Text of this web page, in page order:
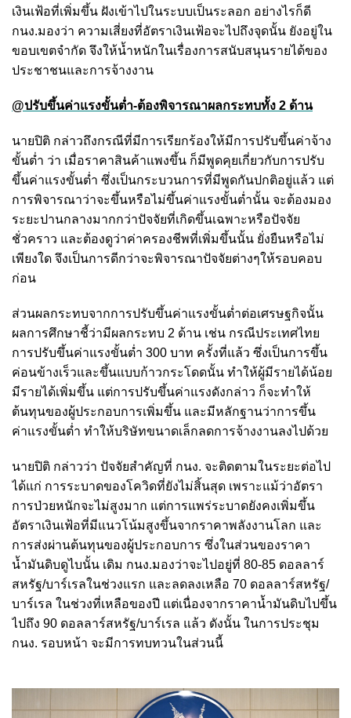
เงินเฟ้อที่เพิ่มขึ้น ฝังเข้าไปในระบบเป็นระลอก อย่างไรก็ดี
กนง.มองว่า ความเสี่ยงที่อัตราเงินเฟ้อจะไปถึงจุดนั้น ยังอยู่ใน
ขอบเขตจำกัด จึงให้น้ำหนักในเรื่องการสนับสนุนรายได้ของ
ประชาชนและการจ้างงาน
@ปรับขึ้นค่าแรงขั้นต่ำ-ต้องพิจารณาผลกระทบทั้ง 2 ด้าน
นายปิติ กล่าวถึงกรณีที่มีการเรียกร้องให้มีการปรับขึ้นค่าจ้าง
ขั้นต่ำ ว่า เมื่อราคาสินค้าแพงขึ้น ก็มีพูดคุยเกี่ยวกับการปรับ
ขึ้นค่าแรงขั้นต่ำ ซึ่งเป็นกระบวนการที่มีพูดกันปกติอยู่แล้ว แต่
การพิจารณาว่าจะขึ้นหรือไม่ขึ้นค่าแรงขั้นต่ำนั้น จะต้องมอง
ระยะปานกลางมากกว่าปัจจัยที่เกิดขึ้นเฉพาะหรือปัจจัย
ชั่วคราว และต้องดูว่าค่าครองชีพที่เพิ่มขึ้นนั้น ยั่งยืนหรือไม่
เพียงใด จึงเป็นการดีกว่าจะพิจารณาปัจจัยต่างๆให้รอบคอบ
ก่อน
ส่วนผลกระทบจากการปรับขึ้นค่าแรงขั้นต่ำต่อเศรษฐกิจนั้น
ผลการศึกษาชี้ว่ามีผลกระทบ 2 ด้าน เช่น กรณีประเทศไทย
การปรับขึ้นค่าแรงขั้นต่ำ 300 บาท ครั้งที่แล้ว ซึ่งเป็นการขึ้น
ค่อนข้างเร็วและขึ้นแบบก้าวกระโดดนั้น ทำให้ผู้มีรายได้น้อย
มีรายได้เพิ่มขึ้น แต่การปรับขึ้นค่าแรงดังกล่าว ก็จะทำให้
ต้นทุนของผู้ประกอบการเพิ่มขึ้น และมีหลักฐานว่าการขึ้น
ค่าแรงขั้นต่ำ ทำให้บริษัทขนาดเล็กลดการจ้างงานลงไปด้วย
นายปิติ กล่าวว่า ปัจจัยสำคัญที่ กนง. จะติดตามในระยะต่อไป
ได้แก่ การระบาดของโควิดที่ยังไม่สิ้นสุด เพราะแม้ว่าอัตรา
การป่วยหนักจะไม่สูงมาก แต่การแพร่ระบาดยังคงเพิ่มขึ้น
อัตราเงินเฟ้อที่มีแนวโน้มสูงขึ้นจากราคาพลังงานโลก และ
การส่งผ่านต้นทุนของผู้ประกอบการ ซึ่งในส่วนของราคา
น้ำมันดิบดูไบนั้น เดิม กนง.มองว่าจะไปอยู่ที่ 80-85 ดอลลาร์
สหรัฐ/บาร์เรลในช่วงแรก และลดลงเหลือ 70 ดอลลาร์สหรัฐ/
บาร์เรล ในช่วงที่เหลือของปี แต่เนื่องจากราคาน้ำมันดิบไปขึ้น
ไปถึง 90 ดอลลาร์สหรัฐ/บาร์เรล แล้ว ดังนั้น ในการประชุม
กนง. รอบหน้า จะมีการทบทวนในส่วนนี้